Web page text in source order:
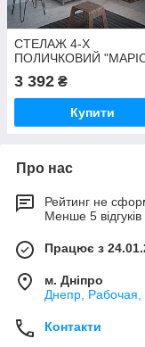
СТЕЛАЖ 4-Х
ПОЛИЧКОВИЙ
3 392 ₴
Купити
Про нас
Рейтинг не
Менше 5 відгуків
Працює з
м. Дніпро
Днепр, Рабочая,
Контакти